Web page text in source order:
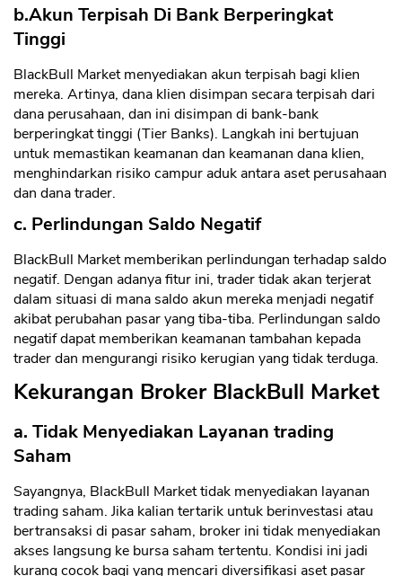
b.Akun Terpisah Di Bank Berperingkat
Tinggi
BlackBull Market menyediakan akun terpisah bagi klien
mereka. Artinya, dana klien disimpan secara terpisah dari
dana perusahaan, dan ini disimpan di bank-bank
berperingkat tinggi (Tier Banks). Langkah ini bertujuan
untuk memastikan keamanan dan keamanan dana klien,
menghindarkan risiko campur aduk antara aset perusahaan
dan dana trader.
c. Perlindungan Saldo Negatif
BlackBull Market memberikan perlindungan terhadap saldo
negatif. Dengan adanya fitur ini, trader tidak akan terjerat
dalam situasi di mana saldo akun mereka menjadi negatif
akibat perubahan pasar yang tiba-tiba. Perlindungan saldo
negatif dapat memberikan keamanan tambahan kepada
trader dan mengurangi risiko kerugian yang tidak terduga.
Kekurangan Broker BlackBull Market
a. Tidak Menyediakan Layanan trading
Saham
Sayangnya, BlackBull Market tidak menyediakan layanan
trading saham. Jika kalian tertarik untuk berinvestasi atau
bertransaksi di pasar saham, broker ini tidak menyediakan
akses langsung ke bursa saham tertentu. Kondisi ini jadi
kurang cocok bagi yang mencari diversifikasi aset pasar